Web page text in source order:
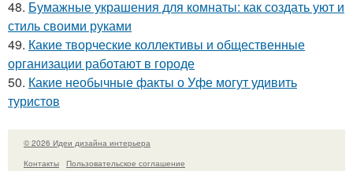
48. Бумажные украшения для комнаты: как создать уют и
стиль своими руками
49. Какие творческие коллективы и общественные
организации работают в городе
50. Какие необычные факты о Уфе могут удивить
туристов
© 2026 Идеи дизайна интерьера
Контакты
Пользовательское соглашение